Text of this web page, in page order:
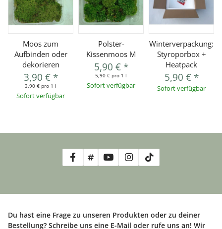
Moos zum
Aufbinden oder
dekorieren
3,90 € *
3,90 € pro 1 l
Sofort verfügbar
Polster-
Kissenmoos M
5,90 € *
5,90 € pro 1 l
Sofort verfügbar
Winterverpackung:
Styroporbox +
Heatpack
5,90 € *
Sofort verfügbar
Du hast eine Frage zu unseren Produkten oder zu deiner
Bestellung? Schreibe uns eine E-Mail oder rufe uns an! Wir